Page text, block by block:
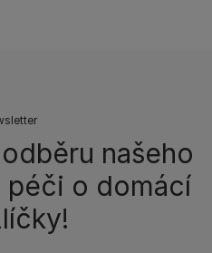
našeho
péči o domácí